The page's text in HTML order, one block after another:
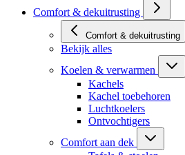
Comfort & dekuitrusting
Comfort & dekuitrusting
Bekijk alles
Koelen & verwarmen
Kachels
Kachel toebehoren
Luchtkoelers
Ontvochtigers
Comfort aan dek